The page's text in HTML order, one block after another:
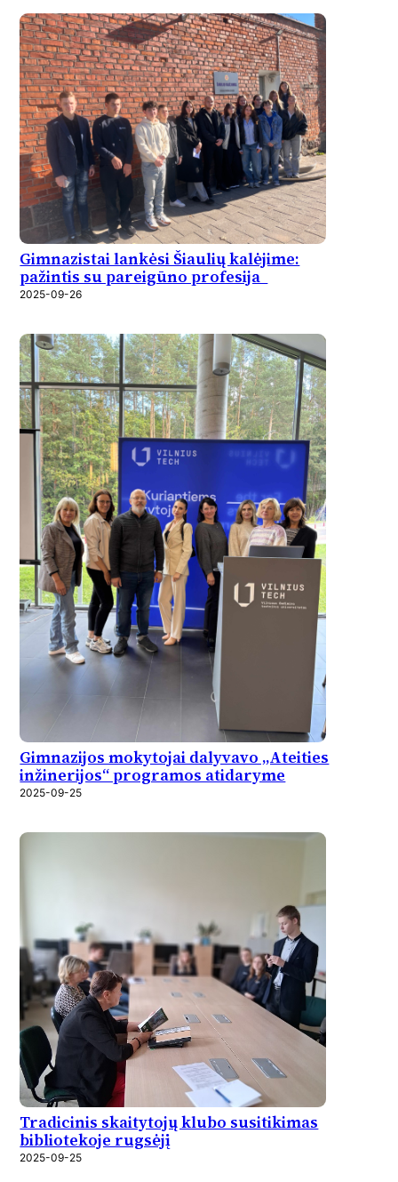
Gimnazistai lankėsi Šiaulių kalėjime:
pažintis su pareigūno profesija
2025-09-26
Gimnazijos mokytojai dalyvavo „Ateities
inžinerijos“ programos atidaryme
2025-09-25
Tradicinis skaitytojų klubo susitikimas
bibliotekoje rugsėjį
2025-09-25